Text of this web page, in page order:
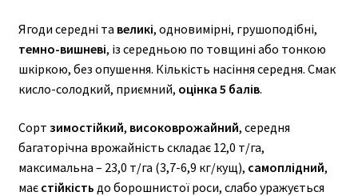
Ягоди середні та великі, одновимірні, грушоподібні,
темно-вишневі, із середньою по товщині або тонкою
шкіркою, без опушення. Кількість насіння середня. Смак
кисло-солодкий, приємний, оцінка 5 балів.
Сорт зимостійкий, високоврожайний, середня
багаторічна врожайність складає 12,0 т/га,
максимальна – 23,0 т/га (3,7-6,9 кг/кущ), самоплідний,
має стійкість до борошнистої роси, слабо уражується